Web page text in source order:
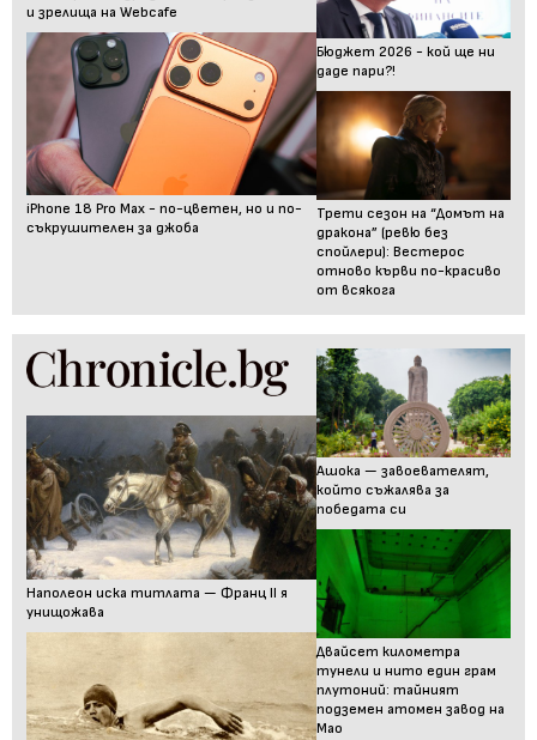
и зрелища на Webcafe
iPhone 18 Pro Max - по-цветен, но и по-
съкрушителен за джоба
Бюджет 2026 - кой ще ни
даде пари?!
Трети сезон на “Домът на
дракона” (ревю без
спойлери): Вестерос
отново кърви по-красиво
от всякога
Наполеон иска титлата — Франц II я
унищожава
Ашока — завоевателят,
който съжалява за
победата си
Двайсет километра
тунели и нито един грам
плутоний: тайният
подземен атомен завод на
Мао